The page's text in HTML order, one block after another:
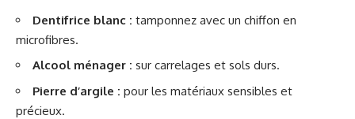
Dentifrice blanc : tamponnez avec un chiffon en
microfibres.
Alcool ménager : sur carrelages et sols durs.
Pierre d’argile : pour les matériaux sensibles et
précieux.